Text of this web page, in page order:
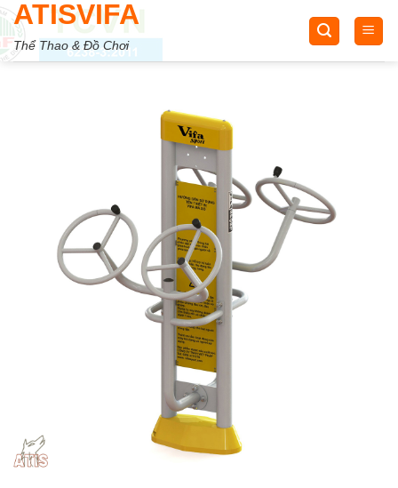
Skip
content
ATISVIFA
Thể Thao & Đồ Chơi